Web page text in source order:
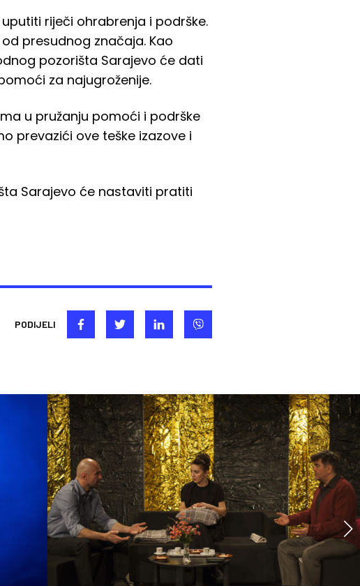
riječi ohrabrenja i podrške.
presudnog značaja. Kao
pozorišta Sarajevo će dati
za najugroženije.
u pružanju pomoći i podrške
prevazići ove teške izazove i
Sarajevo će nastaviti pratiti
PODIJELI